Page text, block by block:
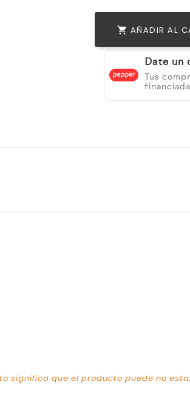
 AÑADIR AL
Date un
Tus
significa que el producto puede no